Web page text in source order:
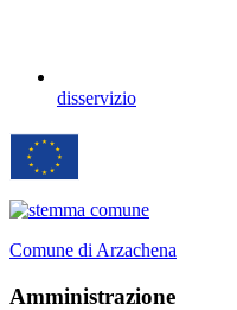
disservizio
Comune di Arzachena
Amministrazione